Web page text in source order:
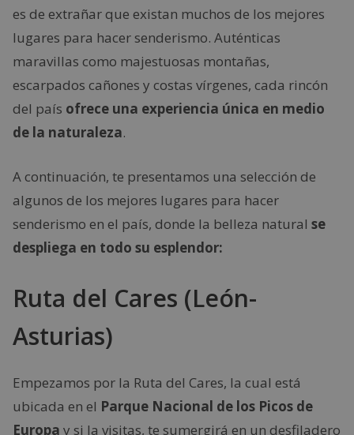
es de extrañar que existan muchos de los mejores
lugares para hacer senderismo. Auténticas
maravillas como majestuosas montañas,
escarpados cañones y costas vírgenes, cada rincón
del país ofrece una experiencia única en medio
de la naturaleza.
A continuación, te presentamos una selección de
algunos de los mejores lugares para hacer
senderismo en el país, donde la belleza natural se
despliega en todo su esplendor:
Ruta del Cares (León-
Asturias)
Empezamos por la Ruta del Cares, la cual está
ubicada en el Parque Nacional de los Picos de
Europa y si la visitas, te sumergirá en un desfiladero